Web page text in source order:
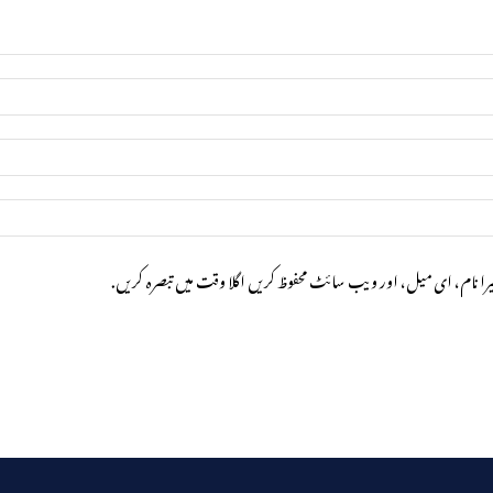
نام، ای میل، اور ویب سائٹ محفوظ کریں اگلا وقت میں تبصرہ کریں.